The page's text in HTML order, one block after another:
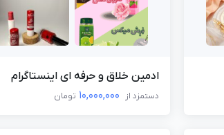
ادمین خلاق و حرفه ای اینستاگرام
دستمزد از 10,000,000 تومان